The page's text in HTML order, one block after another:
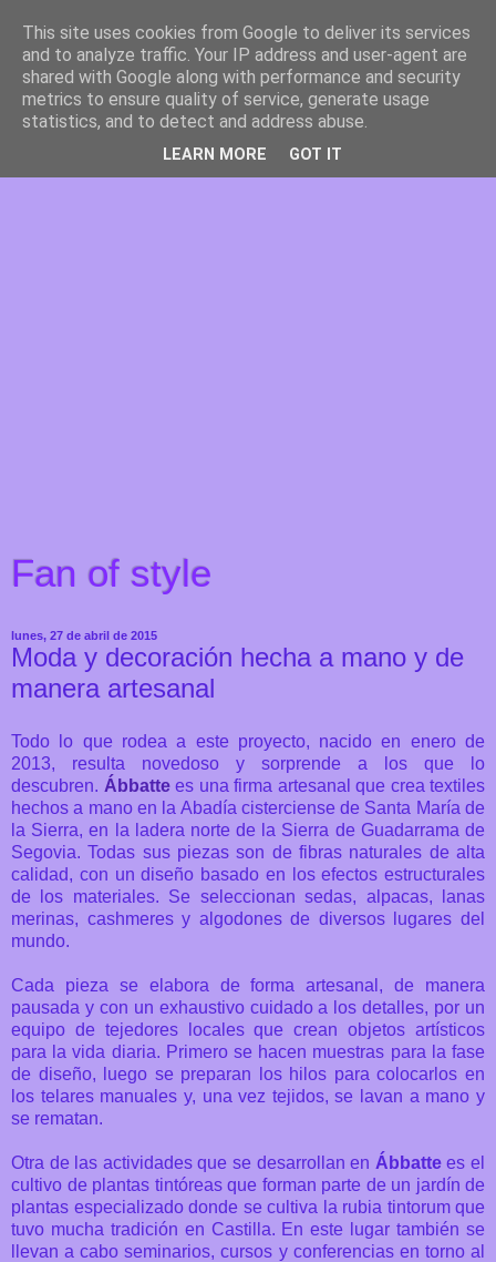
Fan of style
lunes, 27 de abril de 2015
Moda y decoración hecha a mano y de
manera artesanal
Todo lo que rodea a este proyecto, nacido en enero de
2013, resulta novedoso y sorprende a los que lo
descubren. Ábbattees una firma artesanal que crea textiles
hechos a mano en la Abadía cisterciense de Santa María de
la Sierra, en la ladera norte de la Sierra de Guadarrama de
Segovia. Todas sus piezas son de fibras naturales de alta
calidad, con un diseño basado en los efectos estructurales
de los materiales. Se seleccionan sedas, alpacas, lanas
merinas, cashmeres y algodones de diversos lugares del
mundo.
Cada pieza se elabora de forma artesanal, de manera
pausada y con un exhaustivo cuidado a los detalles, por un
equipo de tejedores locales que crean objetos artísticos
para la vida diaria. Primero se hacen muestras para la fase
de diseño, luego se preparan los hilos para colocarlos en
los telares manuales y, una vez tejidos, se lavan a mano y
se rematan.
Otra de las actividades que se desarrollan en Ábbattees el
cultivo de plantas tintóreas que forman parte de un jardín de
plantas especializado donde se cultiva la rubia tintorum que
tuvo mucha tradición en Castilla. En este lugar también se
llevan a cabo seminarios, cursos y conferencias en torno al
This site uses cookies from Google to deliver its services
and to analyze traffic. Your IP address and user-agent are
shared with Google along with performance and security
metrics to ensure quality of service, generate usage
statistics, and to detect and address abuse.
LEARN MORE GOT IT